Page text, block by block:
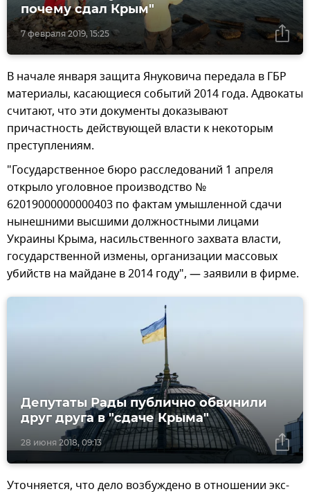
7 февраля 2019, 15:25
почему сдал Крым"
В начале января защита Януковича передала в ГБР
материалы, касающиеся событий 2014 года. Адвокаты
считают, что эти документы доказывают
причастность действующей власти к некоторым
преступлениям.
"Государственное бюро расследований 1 апреля
открыло уголовное производство №
62019000000000403 по фактам умышленной сдачи
нынешними высшими должностными лицами
Украины Крыма, насильственного захвата власти,
государственной измены, организации массовых
убийств на майдане в 2014 году", — заявили в фирме.
28 июня 2018, 09:13
Депутаты Рады публично обвинили
друг друга в "сдаче Крыма"
Уточняется, что дело возбуждено в отношении экс-